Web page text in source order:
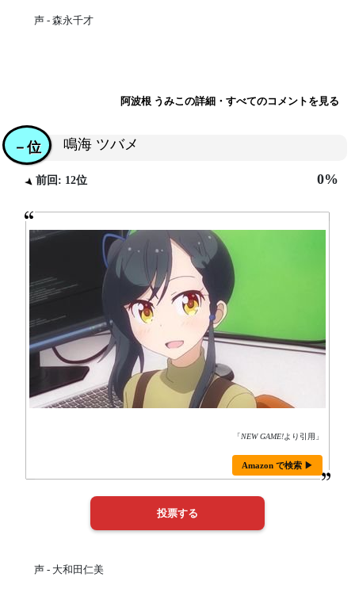
声 - 森永千才
阿波根 うみこの詳細・すべてのコメントを見る
鳴海 ツバメ
－位
前回: 12位 0%
「NEW GAME!より引用」
Amazon で検索 ▶
声 - 大和田仁美